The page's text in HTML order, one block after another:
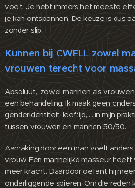
voelt. Je hebt immers het meeste
je kan ontspannen. De keuze is dus
zonder slip.
Kunnen bij CWELL zowel
vrouwen terecht voor
Absoluut, zowel mannen als
een behandeling. Ik maak geen
genderidentiteit, leeftijd, ... In mijn
tussen vrouwen en mannen 50/50.
Aanraking door een man voelt
vrouw. Een mannelijke masseur
meer kracht. Daardoor oefent hij
onderliggende spieren. Om die reden